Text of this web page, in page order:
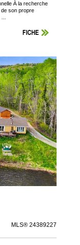
À la recherche
de son propre
FICHE
MLS® 24389227